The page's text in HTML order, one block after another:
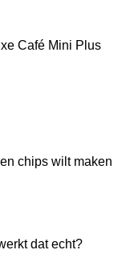
Café Mini Plus
chips wilt maken
dat echt?